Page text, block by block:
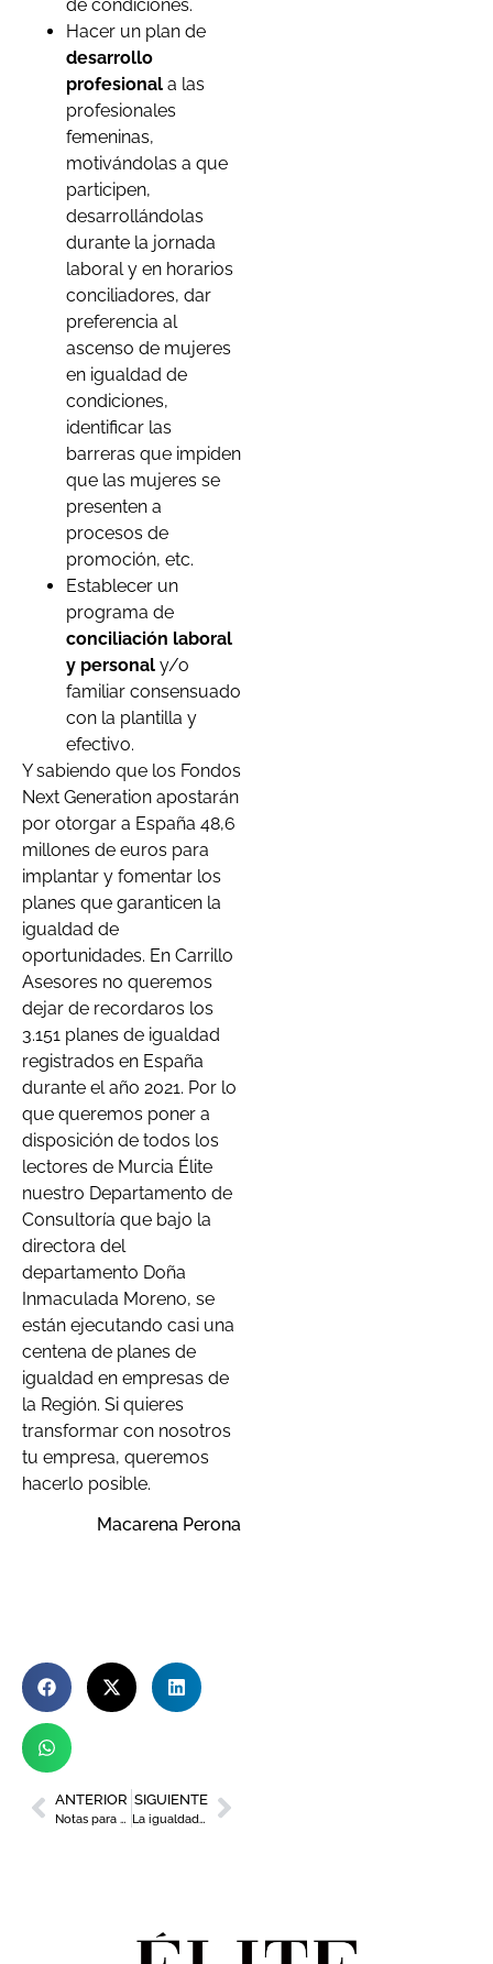
de condiciones.
Hacer un plan de
desarrollo
profesional a las
profesionales
femeninas,
motivándolas a que
participen,
desarrollándolas
durante la jornada
laboral y en horarios
conciliadores, dar
preferencia al
ascenso de mujeres
en igualdad de
condiciones,
identificar las
barreras que impiden
que las mujeres se
presenten a
procesos de
promoción, etc.
Establecer un
programa de
conciliación laboral
y personal y/o
familiar consensuado
con la plantilla y
efectivo.
Y sabiendo que los Fondos
Next Generation apostarán
por otorgar a España 48,6
millones de euros para
implantar y fomentar los
planes que garanticen la
igualdad de
oportunidades. En Carrillo
Asesores no queremos
dejar de recordaros los
3.151 planes de igualdad
registrados en España
durante el año 2021. Por lo
que queremos poner a
disposición de todos los
lectores de Murcia Élite
nuestro Departamento de
Consultoría que bajo la
directora del
departamento Doña
Inmaculada Moreno, se
están ejecutando casi una
centena de planes de
igualdad en empresas de
la Región. Si quieres
transformar con nosotros
tu empresa, queremos
hacerlo posible.
Macarena Perona
ANTERIOR
Notas para un liderazgo comunicativo
SIGUIENTE
La igualdad de género: un reto dentro de nuestra responsabilidad social compartida